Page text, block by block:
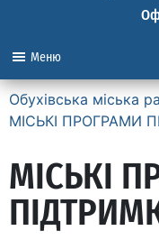
Меню
Обухівська міська
МІСЬКІ ПРОГРАМИ
МІСЬКІ